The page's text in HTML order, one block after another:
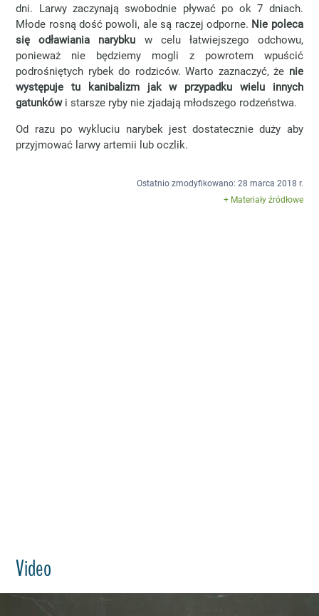
dni. Larwy zaczynają swobodnie pływać po ok 7 dniach.
Młode rosną dość powoli, ale są raczej odporne. Nie poleca
się odławiania narybku w celu łatwiejszego odchowu,
ponieważ nie będziemy mogli z powrotem wpuścić
podrośniętych rybek do rodziców. Warto zaznaczyć, że nie
występuje tu kanibalizm jak w przypadku wielu innych
gatunkówi starsze ryby nie zjadają młodszego rodzeństwa.
Od razu po wykluciu narybek jest dostatecznie duży aby
przyjmować larwy artemii lub oczlik.
Ostatnio zmodyfikowano: 28 marca 2018 r.
+ Materiały źródłowe
Video